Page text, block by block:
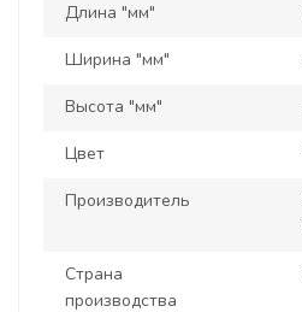
Длина "мм"
Ширина "мм"
Высота "мм"
Цвет
Производитель
Страна
производства